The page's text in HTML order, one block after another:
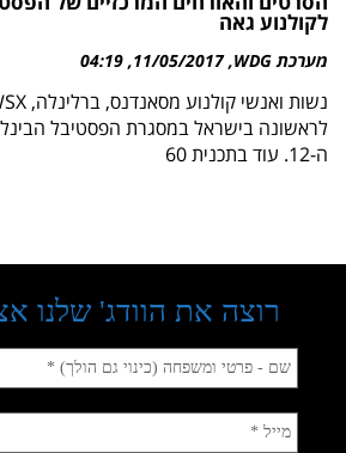
לקולנוע גאה
מערכת WDG 11/05/2017
04:19
לראשונה בישראל במסגרת הפסטיבל
ה-12. עוד בתכנית 60